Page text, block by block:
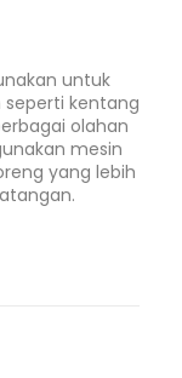
untuk
kentang
olahan
mesin
yang lebih